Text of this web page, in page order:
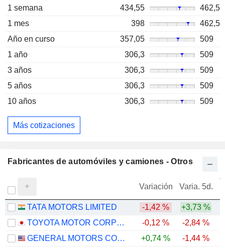
1 semana 434,55
462,5
1 mes
398
462,5
Año en curso
357,05
509
1 año
306,3
509
3 años
306,3
509
5 años
306,3
509
10 años
306,3 509
Más cotizaciones
Fabricantes de automóviles y camiones - Otros
Variación Varia. 5d.
TATA MOTORS LIMITED -1,42 %
+3,73 %
TOYOTA MOTOR CORPORATION
-0,12 % -2,84 %
GENERAL MOTORS COMPANY
+0,74 % -1,44 %